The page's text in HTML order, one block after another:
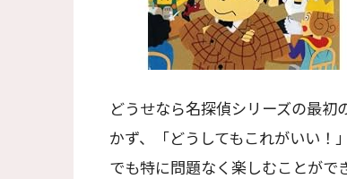
どうせなら名探偵シリーズの最
かず、「どうしてもこれがいい！
でも特に問題なく楽しむことがで